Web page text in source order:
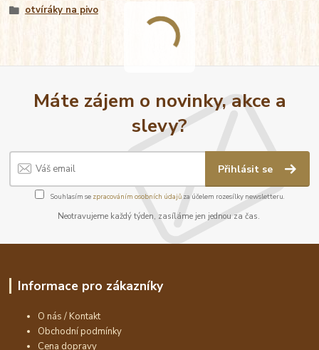
otvíráky na pivo
Máte zájem o novinky, akce a
slevy?
Přihlásit se
Souhlasím se zpracováním osobních údajůza účelem rozesílky newsletteru.
Neotravujeme každý týden, zasíláme jen jednou za čas.
Informace pro zákazníky
O nás / Kontakt
Obchodní podmínky
Cena dopravy